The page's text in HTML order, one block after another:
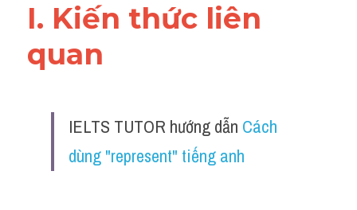
I. Kiến thức liên
quan
IELTS TUTOR hướng dẫn Cách
dùng "represent" tiếng anh